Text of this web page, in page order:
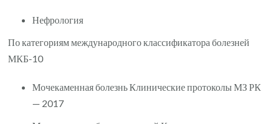
Нефрология
По категориям международного классификатора болезней
МКБ-10
Мочекаменная болезнь Клинические протоколы МЗ РК
— 2017